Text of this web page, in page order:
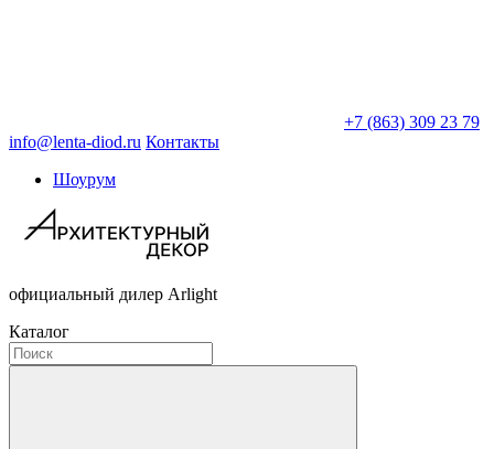
+7 (863) 309 23 79
info@lenta-diod.ru Контакты
Шоурум
официальный дилер Arlight
Каталог